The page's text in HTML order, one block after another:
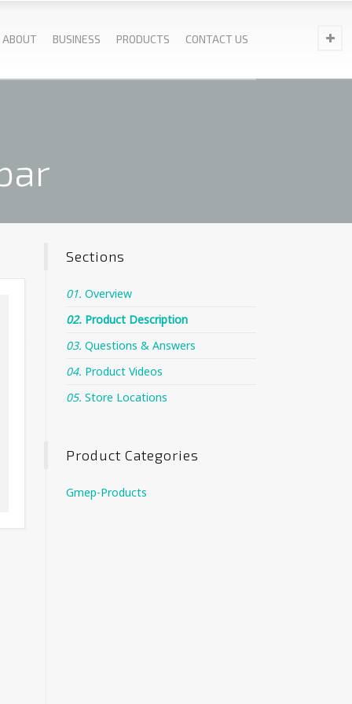
ABOUT BUSINESS PRODUCTS CONTACT US
Sections
01. Overview
02. Product Description
03. Questions & Answers
04. Product Videos
05. Store Locations
Product Categories
Gmep-Products